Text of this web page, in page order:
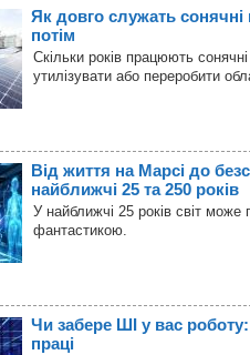
Як довго служать
потім
Скільки років працюють
утилізувати або переробити
Від життя на Марсі до
найближчі 25 та 250 років
У найближчі 25 років світ
фантастикою.
Чи забере ШІ у вас роботу:
праці